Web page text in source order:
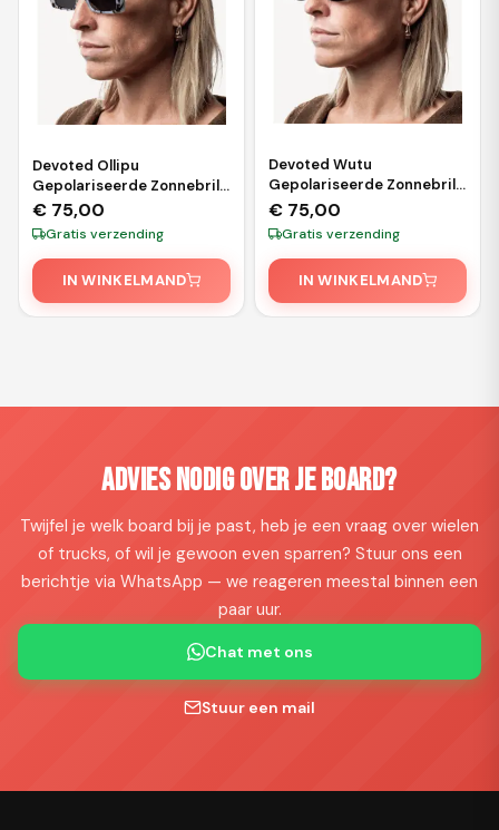
Devoted Ollipu
Gepolariseerde Zonnebril
– White Leopard
€ 75,00
Gratis verzending
IN WINKELMAND
Devoted Wutu
Gepolariseerde Zonnebril
– Zwart
€ 75,00
Gratis verzending
IN WINKELMAND
Advies nodig over je board?
Twijfel je welk board bij je past, heb je een vraag over wielen
of trucks, of wil je gewoon even sparren? Stuur ons een
berichtje via WhatsApp — we reageren meestal binnen een
paar uur.
Chat met ons
Stuur een mail